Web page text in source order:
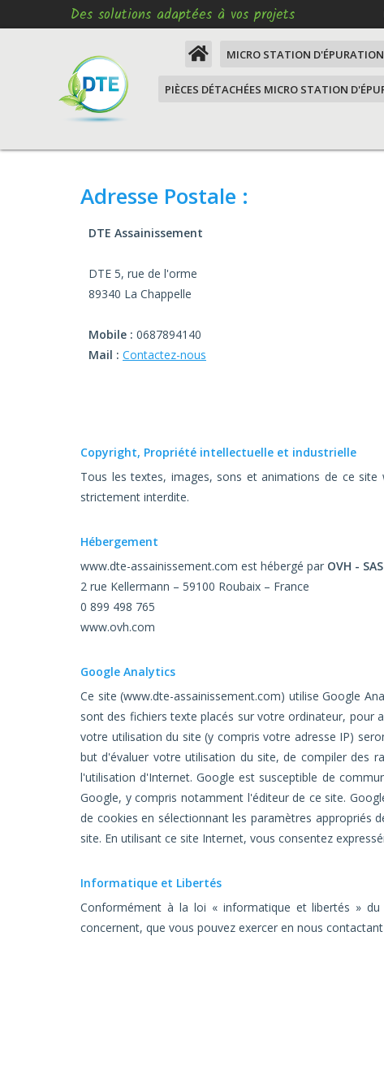
Des solutions adaptées à vos projets
MICRO STATION D'ÉPURATION
Comment remettre aux
Micro station d'épuration 4
Micro station d'épuration 9
habitants
Micro station d'épuration 22
habitants
de réception, gîtes
d'hôtes
PIÈCES DÉTACHÉES MICRO STATION
Moteur d'épuration VEM LAGON
Moteur d'épuration VEM
surface
Fourniture PVC Pression
Alarme de niveau
Roulement moteur d'épuration
boitier de commande pour micro station
d'épuration
Adresse Postale :
DTE Assainissement
DTE 5, rue de l'orme
89340 La Chappelle
Mobile : 0687894140
Mail : Contactez-nous
Copyright, Propriété intellectuelle et industrielle
Tous les textes, images, sons et animations de ce
strictement interdite.
Hébergement
www.dte-assainissement.com est hébergé par OVH - SAS
2 rue Kellermann – 59100 Roubaix – France
0 899 498 765
www.ovh.com
Google Analytics
Ce site (www.dte-assainissement.com) utilise Google
sont des fichiers texte placés sur votre ordinateur, pour
votre utilisation du site (y compris votre adresse IP)
but d'évaluer votre utilisation du site, de compiler des
l'utilisation d'Internet. Google est susceptible de
Google, y compris notamment l'éditeur de ce site.
de cookies en sélectionnant les paramètres appropriés
site. En utilisant ce site Internet, vous consentez
Informatique et Libertés
Conformément à la loi « informatique et libertés »
concernent, que vous pouvez exercer en nous